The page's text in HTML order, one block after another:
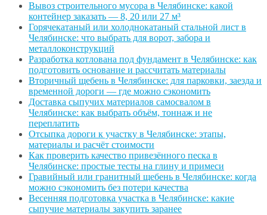
Вывоз строительного мусора в Челябинске: какой
контейнер заказать — 8, 20 или 27 м³
Горячекатаный или холоднокатаный стальной лист в
Челябинске: что выбрать для ворот, забора и
металлоконструкций
Разработка котлована под фундамент в Челябинске: как
подготовить основание и рассчитать материалы
Вторичный щебень в Челябинске: для парковки, заезда и
временной дороги — где можно сэкономить
Доставка сыпучих материалов самосвалом в
Челябинске: как выбрать объём, тоннаж и не
переплатить
Отсыпка дороги к участку в Челябинске: этапы,
материалы и расчёт стоимости
Как проверить качество привезённого песка в
Челябинске: простые тесты на глину и примеси
Гравийный или гранитный щебень в Челябинске: когда
можно сэкономить без потери качества
Весенняя подготовка участка в Челябинске: какие
сыпучие материалы закупить заранее